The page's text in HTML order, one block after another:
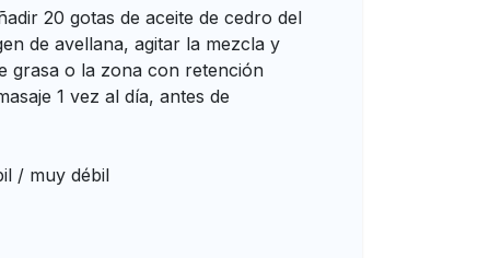
20 gotas de aceite de cedro del
de avellana, agitar la mezcla y
grasa o la zona con retención
1 vez al día, antes de
/ muy débil